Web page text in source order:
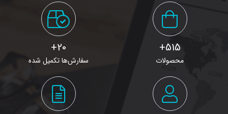
515+
محصولات
20+
سفارش‌ها تکمیل شده